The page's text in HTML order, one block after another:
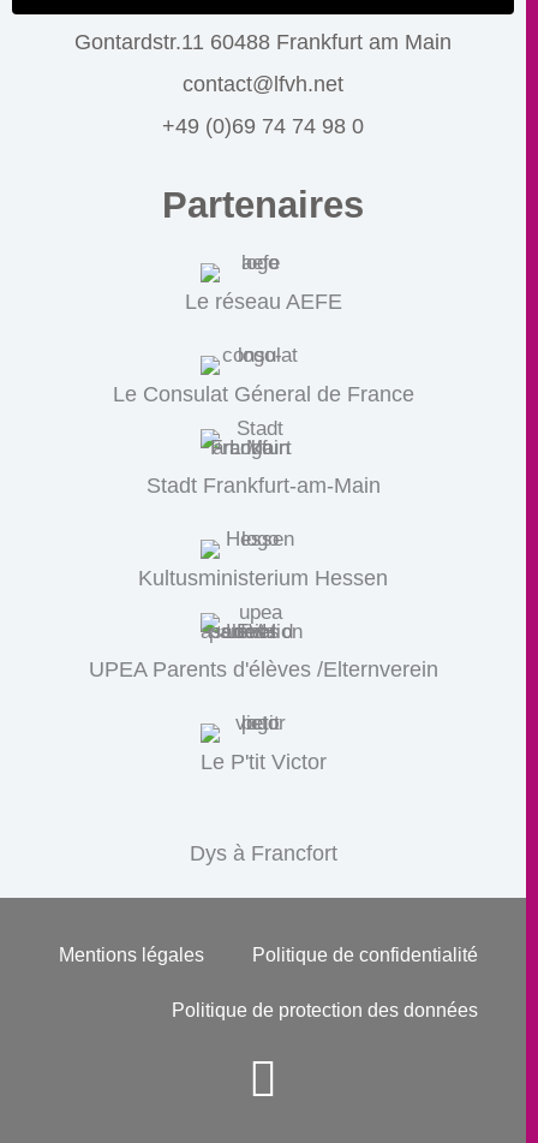
Gontardstr.11 60488 Frankfurt am Main
contact@lfvh.net
+49 (0)69 74 74 98 0
Partenaires
Le réseau AEFE
Le Consulat Géneral de France
Stadt Frankfurt-am-Main
Kultusministerium Hessen
UPEA Parents d'élèves /Elternverein
Le P'tit Victor
Dys à Francfort
Mentions légales Politique de confidentialité
Politique de protection des données